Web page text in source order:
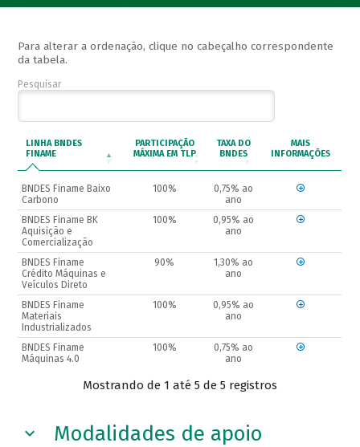
Para alterar a ordenação, clique no cabeçalho correspondente
da tabela.
Pesquisar
LINHA BNDES
FINAME
PARTICIPAÇÃO
MÁXIMA EM TLP
TAXA DO
BNDES
MAIS
INFORMAÇÕES
BNDES Finame Baixo
Carbono
100%
0,75% ao
ano
BNDES Finame BK
Aquisição e
Comercialização
100%
0,95% ao
ano
BNDES Finame
Crédito Máquinas e
Veículos Direto
90%
1,30% ao
ano
BNDES Finame
Materiais
Industrializados
100%
0,95% ao
ano
BNDES Finame
Máquinas 4.0
100%
0,75% ao
ano
Mostrando de 1 até 5 de 5 registros
Modalidades de apoio